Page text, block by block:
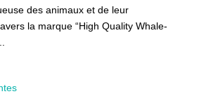
des animaux et de leur
la marque “High Quality Whale-